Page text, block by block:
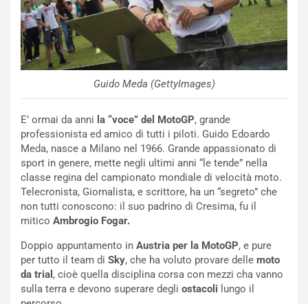
Guido Meda (GettyImages)
E’ ormai da anni la “voce” del MotoGP, grande
professionista ed amico di tutti i piloti. Guido Edoardo
Meda, nasce a Milano nel 1966. Grande appassionato di
sport in genere, mette negli ultimi anni “le tende” nella
classe regina del campionato mondiale di velocità moto.
Telecronista, Giornalista, e scrittore, ha un “segreto” che
non tutti conoscono: il suo padrino di Cresima, fu il
mitico Ambrogio Fogar.
Doppio appuntamento in Austria per la MotoGP, e pure
per tutto il team di Sky, che ha voluto provare delle moto
da trial , cioè quella disciplina corsa con mezzi cha vanno
sulla terra e devono superare degli ostacoli lungo il
NOTIZIE
N
s
a
n
Q
a
s
h